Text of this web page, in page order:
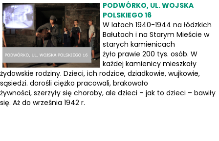
PODWÓRKO, UL. WOJSKA
POLSKIEGO 16
W latach 1940-1944 na łódzkich
Bałutach i na Starym Mieście w
starych kamienicach
żyło prawie 200 tys. osób. W
każdej kamienicy mieszkały
żydowskie rodziny. Dzieci, ich rodzice, dziadkowie, wujkowie,
sąsiedzi. dorośli ciężko pracowali, brakowało
żywności, szerzyły się choroby, ale dzieci – jak to dzieci – bawiły
się. Aż do września 1942 r.